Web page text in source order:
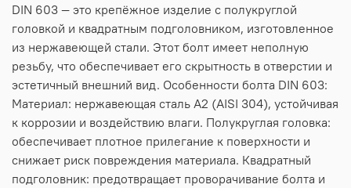
DIN 603 — это крепёжное изделие с полукруглой
головкой и квадратным подголовником, изготовленное
из нержавеющей стали. Этот болт имеет неполную
резьбу, что обеспечивает его скрытность в отверстии и
эстетичный внешний вид. Особенности болта DIN 603:
Материал: нержавеющая сталь А2 (AISI 304), устойчивая
к коррозии и воздействию влаги. Полукруглая головка:
обеспечивает плотное прилегание к поверхности и
снижает риск повреждения материала. Квадратный
подголовник: предотвращает проворачивание болта и